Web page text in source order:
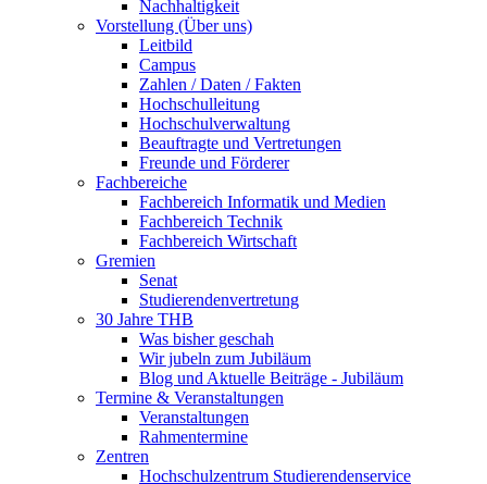
Nachhaltigkeit
Vorstellung (Über uns)
Leitbild
Campus
Zahlen / Daten / Fakten
Hochschulleitung
Hochschulverwaltung
Beauftragte und Vertretungen
Freunde und Förderer
Fachbereiche
Fachbereich Informatik und Medien
Fachbereich Technik
Fachbereich Wirtschaft
Gremien
Senat
Studierendenvertretung
30 Jahre THB
Was bisher geschah
Wir jubeln zum Jubiläum
Blog und Aktuelle Beiträge - Jubiläum
Termine & Veranstaltungen
Veranstaltungen
Rahmentermine
Zentren
Hochschulzentrum Studierendenservice